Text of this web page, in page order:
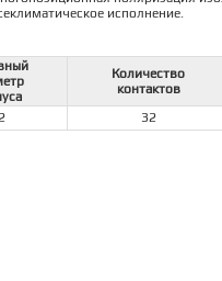
исполнение.
Количество
контактов
32